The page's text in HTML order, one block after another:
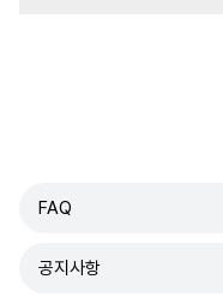
FAQ
공지사항